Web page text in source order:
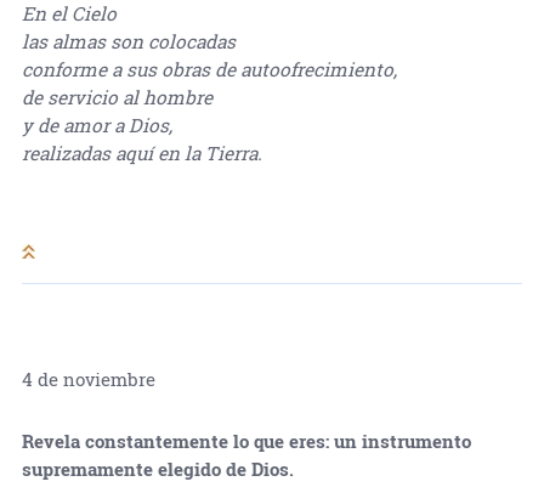
En el Cielo
las almas son colocadas
conforme a sus obras de autoofrecimiento,
de servicio al hombre
y de amor a Dios,
realizadas aquí en la Tierra.
4 de noviembre
Revela constantemente lo que eres: un instrumento
supremamente elegido de Dios.